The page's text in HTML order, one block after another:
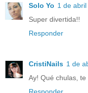
Solo Yo 1 de
Super divertida!!
Responder
CristiNails 1 de
Ay! Qué chulas,
Responder